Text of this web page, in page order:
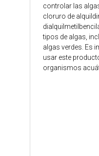
controlar las
cloruro de
tipos de algas,
algas verdes. Es
usar este
organismos